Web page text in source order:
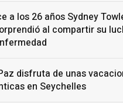
a los 26 años Sydney
al compartir su
disfruta de unas
en Seychelles